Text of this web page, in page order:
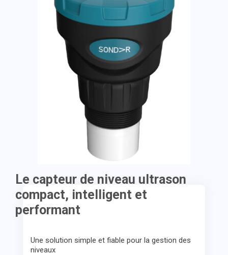
Le capteur de niveau ultrason
compact, intelligent et
performant
Une solution simple et fiable pour la gestion des
niveaux